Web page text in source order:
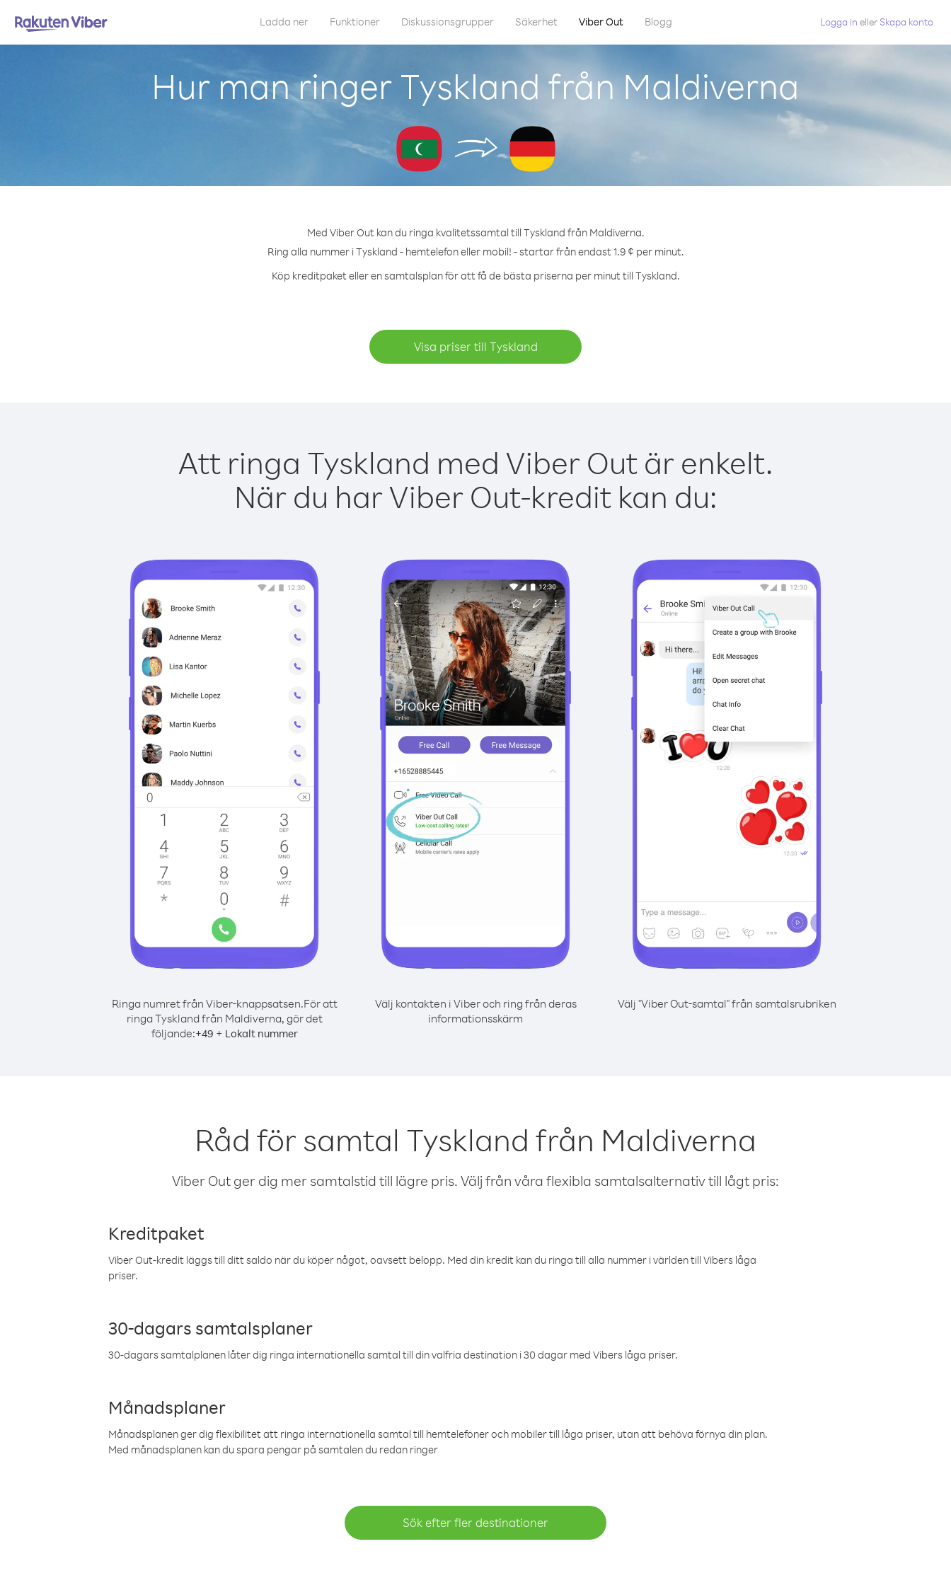
Ladda ner Funktioner Diskussionsgrupper Säkerhet Viber Out Blogg Logga in eller Skapa konto
Hur man ringer Tyskland från Maldiverna
Med Viber Out kan du ringa kvalitetssamtal till Tyskland från Maldiverna.
Ring alla nummer i Tyskland - hemtelefon eller mobil! - startar från endast 1.9 ¢ per minut.
Köp kreditpaket eller en samtalsplan för att få de bästa priserna per minut till Tyskland.
Visa priser till Tyskland
Att ringa Tyskland med Viber Out är enkelt.
När du har Viber Out-kredit kan du:
Ringa numret från Viber-knappsatsen.För att
ringa Tyskland från Maldiverna, gör det
följande:+49 + Lokalt nummer
Välj kontakten i Viber och ring från deras
informationsskärm
Välj "Viber Out-samtal" från samtalsrubriken
Råd för samtal Tyskland från Maldiverna
Viber Out ger dig mer samtalstid till lägre pris. Välj från våra flexibla samtalsalternativ till lågt pris:
Kreditpaket
Viber Out-kredit läggs till ditt saldo när du köper något, oavsett belopp. Med din kredit kan du ringa till alla nummer i världen till Vibers låga
priser.
30-dagars samtalsplaner
30-dagars samtalplanen låter dig ringa internationella samtal till din valfria destination i 30 dagar med Vibers låga priser.
Månadsplaner
Månadsplanen ger dig flexibilitet att ringa internationella samtal till hemtelefoner och mobiler till låga priser, utan att behöva förnya din plan.
Med månadsplanen kan du spara pengar på samtalen du redan ringer
Sök efter fler destinationer